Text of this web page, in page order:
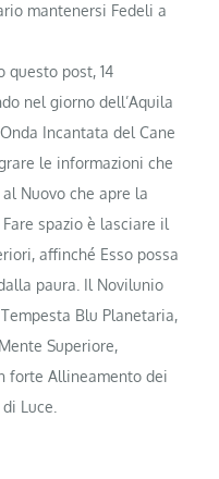
mantenersi Fedeli a
questo post, 14
nel giorno dell’Aquila
Incantata del Cane
le informazioni che
Nuovo che apre la
spazio è lasciare il
affinché Esso possa
paura. Il Novilunio
Blu Planetaria,
Superiore,
forte Allineamento dei
Luce.